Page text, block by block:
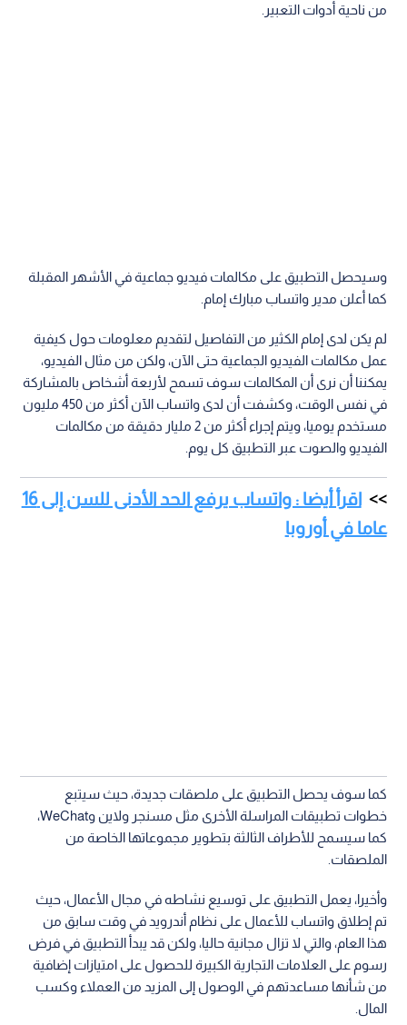
من ناحية أدوات التعبير.
وسيحصل التطبيق على مكالمات فيديو جماعية في الأشهر المقبلة
كما أعلن مدير واتساب مبارك إمام.
لم يكن لدى إمام الكثير من التفاصيل لتقديم معلومات حول كيفية
عمل مكالمات الفيديو الجماعية حتى الآن، ولكن من مثال الفيديو،
يمكننا أن نرى أن المكالمات سوف تسمح لأربعة أشخاص بالمشاركة
في نفس الوقت، وكشفت أن لدى واتساب الآن أكثر من 450 مليون
مستخدم يوميا، ويتم إجراء أكثر من 2 مليار دقيقة من مكالمات
الفيديو والصوت عبر التطبيق كل يوم.
اقرأ أيضا : واتساب يرفع الحد الأدنى للسن إلى 16
عاما في أوروبا
كما سوف يحصل التطبيق على ملصقات جديدة، حيث سيتبع
خطوات تطبيقات المراسلة الأخرى مثل مسنجر ولاين وWeChat،
كما سيسمح للأطراف الثالثة بتطوير مجموعاتها الخاصة من
الملصقات.
وأخيرا، يعمل التطبيق على توسيع نشاطه في مجال الأعمال، حيث
تم إطلاق واتساب للأعمال على نظام أندرويد في وقت سابق من
هذا العام، والتي لا تزال مجانية حاليا، ولكن قد يبدأ التطبيق في فرض
رسوم على العلامات التجارية الكبيرة للحصول على امتيازات إضافية
من شأنها مساعدتهم في الوصول إلى المزيد من العملاء وكسب
المال.